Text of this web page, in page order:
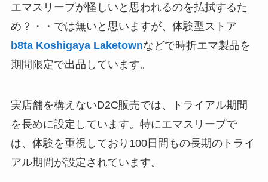
エマスリープが怪しいと思われるのを払拭するた
め？・・では無いと思いますが、体験型ストア
b8ta Koshigaya Laketownなどで時折エマ製品を
期間限定で出品しています。
実店舗を構えないD2C販売では、トライアル期間
を長めに設定しています。特にエマスリープで
は、体験を重視しており100日間もの長期のトライ
アル期間が設定されています。